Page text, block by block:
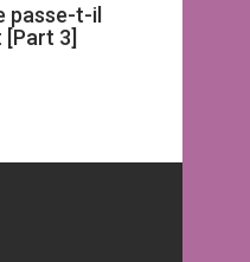
passe-t-il
3]